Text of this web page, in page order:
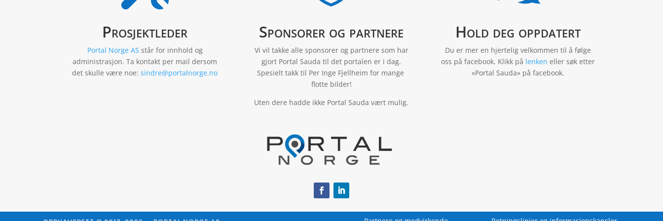
Prosjektleder
Portal Norge AS står for innhold og
administrasjon. Ta kontakt per mail dersom
det skulle være noe:sindre@portalnorge.no
Sponsorer og partnere
Vi vil takke alle sponsorer og partnere som har
gjort Portal Sauda til det portalen er i dag.
Spesielt takk til Per Inge Fjellheim for mange
flotte bilder!
Uten dere hadde ikke Portal Sauda vært mulig.
Hold deg oppdatert
Du er mer en hjertelig velkommen til å følge
oss på facebook. Klikk på lenken eller søk etter
«Portal Sauda» på facebook.